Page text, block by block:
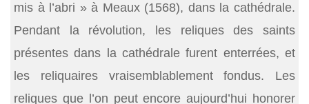
mis à l’abri » à Meaux (1568), dans la cathédrale.
Pendant la révolution, les reliques des saints
présentes dans la cathédrale furent enterrées, et
les reliquaires vraisemblablement fondus. Les
reliques que l’on peut encore aujourd’hui honorer